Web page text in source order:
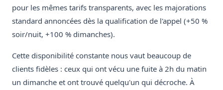
pour les mêmes tarifs transparents, avec les majorations
standard annoncées dès la qualification de l'appel (+50 %
soir/nuit, +100 % dimanches).
Cette disponibilité constante nous vaut beaucoup de
clients fidèles : ceux qui ont vécu une fuite à 2h du matin
un dimanche et ont trouvé quelqu'un qui décroche. À